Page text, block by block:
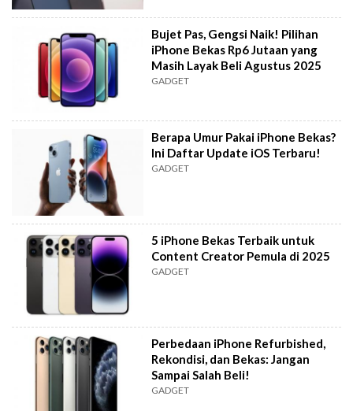
Bujet Pas, Gengsi Naik! Pilihan
iPhone Bekas Rp6 Jutaan yang
Masih Layak Beli Agustus 2025
GADGET
Berapa Umur Pakai iPhone Bekas?
Ini Daftar Update iOS Terbaru!
GADGET
5 iPhone Bekas Terbaik untuk
Content Creator Pemula di 2025
GADGET
Perbedaan iPhone Refurbished,
Rekondisi, dan Bekas: Jangan
Sampai Salah Beli!
GADGET